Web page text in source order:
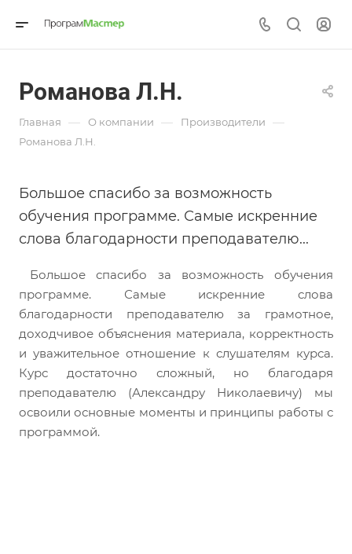
Романова Л.Н.
Главная — О компании — Производители —
Романова Л.Н.
Большое спасибо за возможность
обучения программе. Самые искренние
слова благодарности преподавателю...
Большое спасибо за возможность обучения
программе. Самые искренние слова
благодарности преподавателю за грамотное,
доходчивое объяснения материала, корректность
и уважительное отношение к слушателям курса.
Курс достаточно сложный, но благодаря
преподавателю (Александру Николаевичу) мы
освоили основные моменты и принципы работы с
программой.